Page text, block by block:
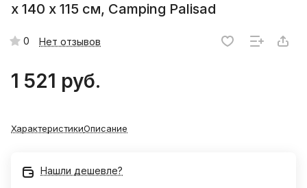
х 140 х 115 см, Camping Palisad
0 Нет отзывов
1 521 руб.
ХарактеристикиОписание
Нашли дешевле?